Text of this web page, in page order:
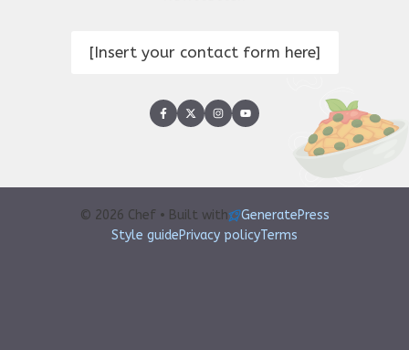
[Insert your contact form here]
© 2026 Chef • Built with
GeneratePress
Style guidePrivacy policyTerms